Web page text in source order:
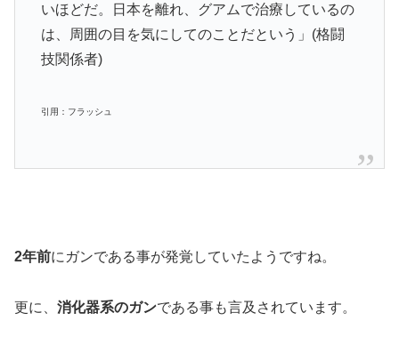
いほどだ。日本を離れ、グアムで治療しているの
は、周囲の目を気にしてのことだという」(格闘
技関係者)
引用：フラッシュ
2年前にガンである事が発覚していたようですね。
更に、 消化器系のガンである事も言及されています。